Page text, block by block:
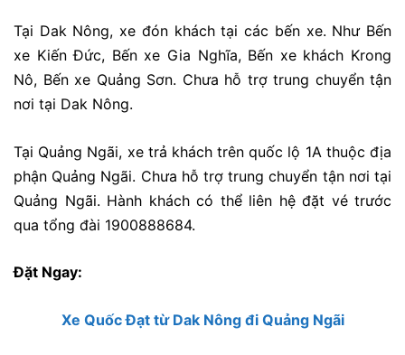
Tại Dak Nông, xe đón khách tại các bến xe. Như Bến
xe Kiến Đức, Bến xe Gia Nghĩa, Bến xe khách Krong
Nô, Bến xe Quảng Sơn. Chưa hỗ trợ trung chuyển tận
nơi tại Dak Nông.
Tại Quảng Ngãi, xe trả khách trên quốc lộ 1A thuộc địa
phận Quảng Ngãi. Chưa hỗ trợ trung chuyển tận nơi tại
Quảng Ngãi. Hành khách có thể liên hệ đặt vé trước
qua tổng đài 1900888684.
Đặt Ngay:
Xe Quốc Đạt từ Dak Nông đi Quảng Ngãi